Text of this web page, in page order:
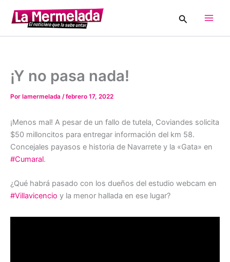
contenido
Buscar
¡Y no pasa nada!
Por lamermelada /febrero 17, 2022
¡Menos mal! A pesar de un fallo de tutela, Coviandes solicita
$50 milloncitos para entregar información del km 58.
Concejales payasos e historia de Navarrete y la «Gata» en
#Cumaral.
¿Qué habrá pasado con los dueños del estudio webcam en
#Villavicencio y la menor hallada en ese lugar?